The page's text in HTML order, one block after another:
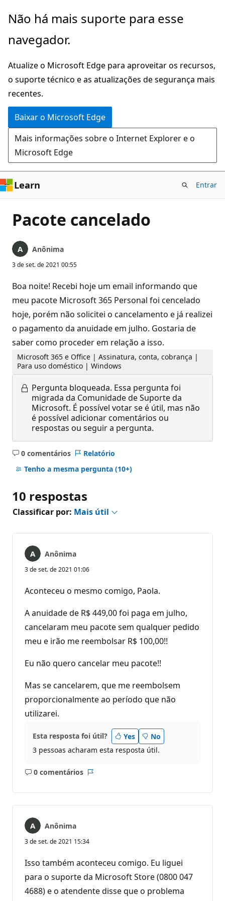
Pular
o
principal
Não há mais suporte para esse
navegador.
Atualize o Microsoft Edge para aproveitar os recursos,
o suporte técnico e as atualizações de segurança mais
recentes.
Baixar o Microsoft Edge
Mais informações sobre o Internet Explorer e o
Microsoft Edge
Learn Entrar
Pacote cancelado
Anônima
3 de set. de 2021 00:55
Boa noite! Recebi hoje um email informando que
meu pacote Microsoft 365 Personal foi cencelado
hoje, porém não solicitei o cancelamento e já realizei
o pagamento da anuidade em julho. Gostaria de
saber como proceder em relação a isso.
Microsoft 365 e Office | Assinatura, conta, cobrança |
Para uso doméstico | Windows
Pergunta bloqueada. Essa pergunta foi
migrada da Comunidade de Suporte da
Microsoft. É possível votar se é útil, mas não
é possível adicionar comentários ou
respostas ou seguir a pergunta.
0 comentários
Sem
comentários
Relatório
Tenho a mesma pergunta (10+)
10 respostas
Classificar por: Mais útil
Anônima
3 de set. de 2021 01:06
Aconteceu o mesmo comigo, Paola.
A anuidade de R$ 449,00 foi paga em julho,
cancelaram meu pacote sem qualquer pedido
meu e irão me reembolsar R$ 100,00!!
Eu não quero cancelar meu pacote!!
Mas se cancelarem, que me reembolsem
proporcionalmente ao período que não
utilizarei.
Esta resposta foi útil? Yes
No
3 pessoas acharam esta resposta útil.
0 comentários
Sem
Anônima
3 de set. de 2021 15:34
Isso também aconteceu comigo. Eu liguei
para o suporte da Microsoft Store (0800 047
4688) e o atendente disse que o problema